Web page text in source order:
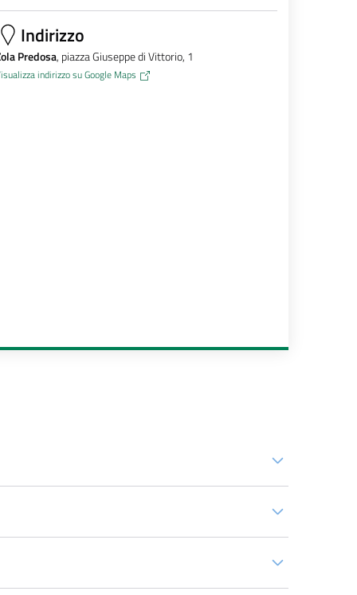
Indirizzo
Predosa, piazza Giuseppe di Vittorio, 1
indirizzo su Google Maps